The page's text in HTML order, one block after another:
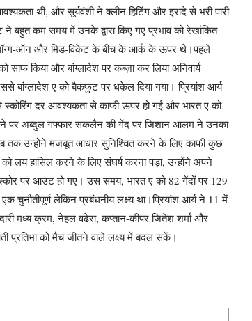
थी, और सूर्यवंशी ने क्लीन हिटिंग और इरादे से भरी पारी
बहुत कम समय में उनके द्वारा किए गए प्रभाव को रेखांकित
ऑन और मिड-विकेट के बीच के आर्क के ऊपर थे।पहले
साफ किया और बांग्लादेश पर कब्ज़ा कर लियाअनिवार्य
बांग्लादेश ए को बैकफुट पर धकेल दिया गया।प्रियांश आर्य
दर आवश्यकता से काफी ऊपर हो गई और भारत ए को
पर अब्दुल गफ्फार सकलैन की गेंद पर जिशान आलम ने उनका
तक उन्होंने मजबूत आधार सुनिश्चित करने के लिए काफी कुछ
लय हासिल करने के लिए संघर्ष करना पड़ा, उन्होंने अपने
पर आउट हो गए।उस समय, भारत ए को 82 गेंदों पर 129
चुनौतीपूर्ण लेकिन प्रबंधनीय लक्ष्य था।प्रियांश आर्य ने 11 में
मध्य क्रम, नेहल वढेरा, कप्तान-कीपर जितेश शर्मा और
प्रतिभा को मैच जीतने वाले लक्ष्य में बदल सकें।